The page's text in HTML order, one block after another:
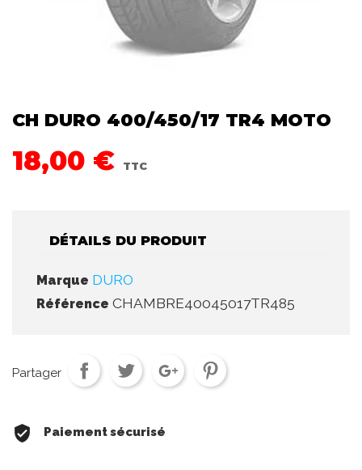
CH DURO 400/450/17 TR4 MOTO
18,00 € TTC
DÉTAILS DU PRODUIT
Marque DURO
Référence CHAMBRE40045017TR485
Partager
Paiement sécurisé